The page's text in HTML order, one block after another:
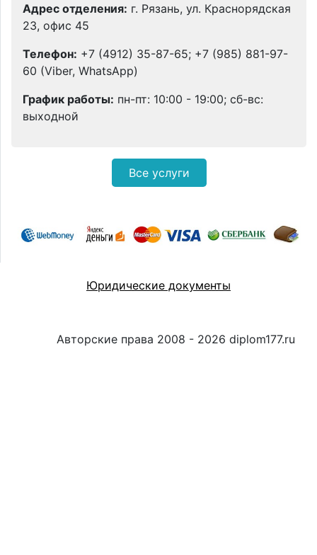
Адрес отделения: г. Рязань, ул. Краснорядская
23, офис 45
Телефон: +7 (4912) 35-87-65; +7 (985) 881-97-
60 (Viber, WhatsApp)
График работы: пн-пт: 10:00 - 19:00; сб-вс:
выходной
Все услуги
Юридические документы
Авторские права 2008 - 2026 diplom177.ru